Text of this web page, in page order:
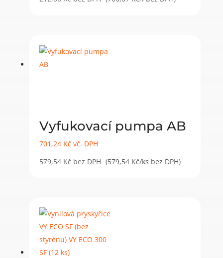
Vyfukovací pumpa AB
701,24 Kč vč. DPH
579,54 Kč bez DPH (579,54 Kč/ks bez DPH)